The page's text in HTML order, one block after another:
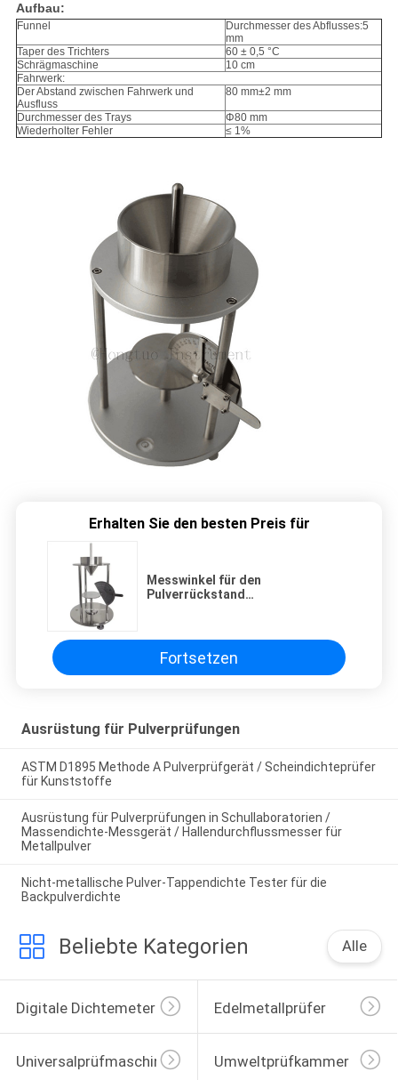
Aufbau:
Funnel
Durchmesser des Abflusses:5
mm
Taper des Trichters
60 ± 0,5 °C
Schrägmaschine
10 cm
Fahrwerk:
Der Abstand zwischen Fahrwerk und
Ausfluss
80 mm±2 mm
Durchmesser des Trays
Φ80 mm
Wiederholter Fehler
≤ 1%
Erhalten Sie den besten Preis für
Messwinkel für den
Pulverrückstand
Fortsetzen
Ausrüstung für Pulverprüfungen
ASTM D1895 Methode A Pulverprüfgerät / Scheindichteprüfer
für Kunststoffe
Ausrüstung für Pulverprüfungen in Schullaboratorien /
Massendichte-Messgerät / Hallendurchflussmesser für
Metallpulver
Nicht-metallische Pulver-Tappendichte Tester für die
Backpulverdichte
Beliebte Kategorien Alle
Digitale Dichtemeter Edelmetallprüfer
Universalprüfmaschine Umweltprüfkammer